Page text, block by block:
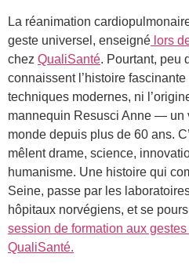
La réanimation
geste universel, enseigné lors
chez QualiSanté. Pourtant, peu
connaissent l’histoire
techniques modernes, ni
mannequin Resusci Anne — un
monde depuis plus de 60 ans.
mêlent drame, science,
humanisme. Une histoire qui
Seine, passe par les
hôpitaux norvégiens, et se
session de formation aux
QualiSanté.